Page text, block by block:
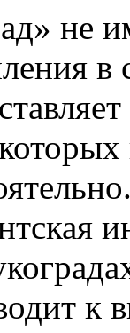
» не
в
к